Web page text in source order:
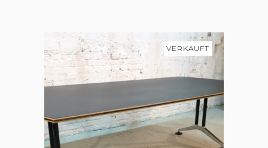
VERKAUFT